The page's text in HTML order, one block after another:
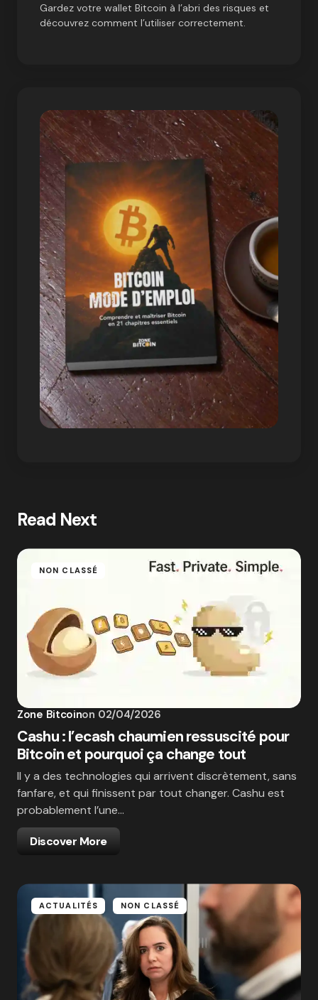
Gardez votre wallet Bitcoin à l’abri des risques et
découvrez comment l’utiliser correctement.
Read Next
NON CLASSÉ
Zone Bitcoinon 02/04/2026
Cashu : l’ecash chaumien ressuscité pour
Bitcoin et pourquoi ça change tout
Il y a des technologies qui arrivent discrètement, sans
fanfare, et qui finissent par tout changer. Cashu est
probablement l’une…
Discover More
ACTUALITÉS NON CLASSÉ